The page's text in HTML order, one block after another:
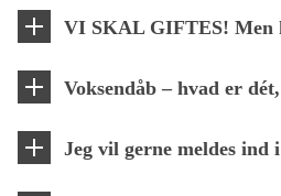
VI SKAL GIFTES! Men
Voksendåb – hvad er
Jeg vil gerne meldes